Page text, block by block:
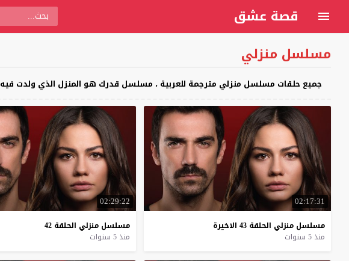
قصة عشق
مسلسل منزلي
جميع حلقات مسلسل منزلي مترجمة للعربية ، مسلسل قدرك هو المنزل الذي ولدت فيه Evim – Doğduğun Ev Kaderindir مترجم كامل اون لاين على موقع قصة عشق
02:17:31
مسلسل منزلي الحلقة 43 الاخيرة
منذ 5 سنوات
02:29:22
مسلسل منزلي الحلقة 42
منذ 5 سنوات